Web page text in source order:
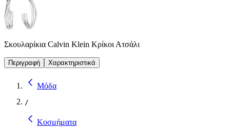
Σκουλαρίκια Calvin Klein Κρίκοι Ατσάλι
Περιγραφή Χαρακτηριστικά
Μόδα
/
Κοσμήματα